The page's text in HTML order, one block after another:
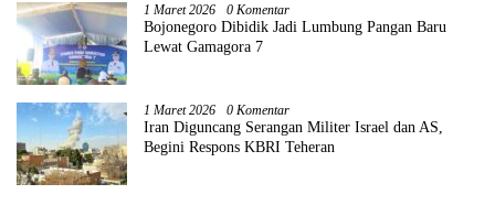
1 Maret 2026 0 Komentar
Bojonegoro Dibidik Jadi Lumbung Pangan Baru
Lewat Gamagora 7
1 Maret 2026 0 Komentar
Iran Diguncang Serangan Militer Israel dan AS,
Begini Respons KBRI Teheran